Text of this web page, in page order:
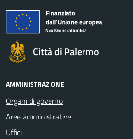
Città di Palermo
AMMINISTRAZIONE
Organi di governo
Aree amministrative
Uffici